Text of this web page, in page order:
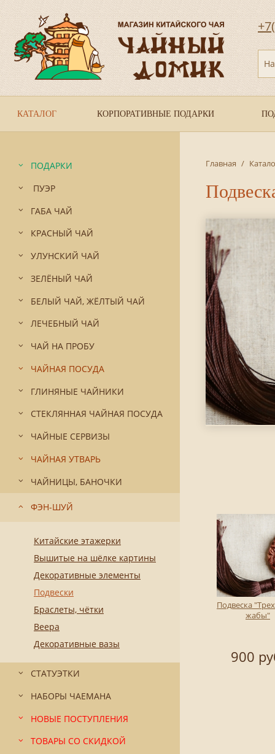
КАТАЛОГ КОРПОРАТИВНЫЕ ПОДАРКИ
ПОДАРКИ
ПУЭР
ГАБА ЧАЙ
КРАСНЫЙ ЧАЙ
УЛУНСКИЙ ЧАЙ
ЗЕЛЁНЫЙ ЧАЙ
БЕЛЫЙ ЧАЙ, ЖЁЛТЫЙ ЧАЙ
ЛЕЧЕБНЫЙ ЧАЙ
ЧАЙ НА ПРОБУ
ЧАЙНАЯ ПОСУДА
ГЛИНЯНЫЕ ЧАЙНИКИ
СТЕКЛЯННАЯ ЧАЙНАЯ ПОСУДА
ЧАЙНЫЕ СЕРВИЗЫ
ЧАЙНАЯ УТВАРЬ
ЧАЙНИЦЫ, БАНОЧКИ
ФЭН-ШУЙ
Китайские этажерки
Вышитые на шёлке картины
Декоративные элементы
Подвески
Браслеты, чётки
Веера
Декоративные вазы
СТАТУЭТКИ
НАБОРЫ ЧАЕМАНА
НОВЫЕ ПОСТУПЛЕНИЯ
ТОВАРЫ СО СКИДКОЙ
Главная /
Подвеска
жабы"
900